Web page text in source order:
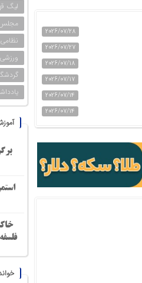
2026/07/28
2026/07/27
2026/07/18
2026/07/17
2026/07/14
2026/07/14
لیگ
نظامی
ورزشی